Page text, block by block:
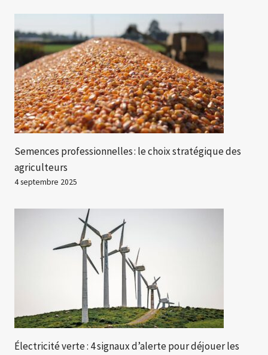
Semences professionnelles : le choix stratégique des
agriculteurs
4 septembre 2025
Électricité verte : 4 signaux d’alerte pour déjouer les